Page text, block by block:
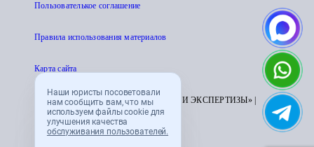
Наши юристы посоветовали
нам сообщить вам, что мы
используем файлы cookie для
улучшения качества
обслуживания пользователей.
Пользователькое соглашение
Правила использования материалов
Карта сайта
© 1995 - 2026 «ЦЕНТР АТТЕСТАЦИИ И ЭКСПЕРТИЗЫ» |
CENTRATTEK.RU